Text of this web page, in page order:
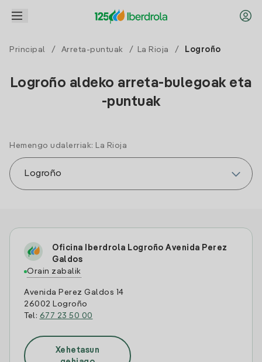
Principal / Arreta-puntuak / La Rioja / Logroño
Logroño aldeko arreta-bulegoak eta
-puntuak
Hemengo udalerriak: La Rioja
Oficina Iberdrola Logroño Avenida Perez
Galdos
Orain zabalik
Avenida Perez Galdos 14
26002 Logroño
Tel: 677 23 50 00
Xehetasun